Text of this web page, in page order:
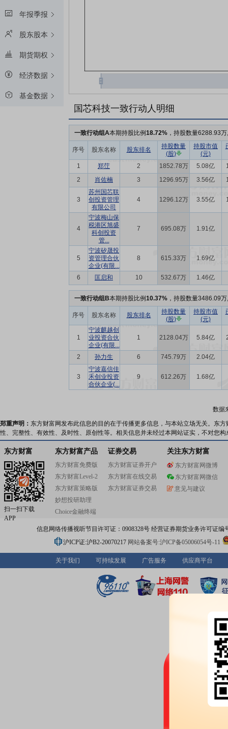
年报季报
股东股本
期货期权
经济数据
基金数据
国芯科技一致行动人明细
一致行动组A本期持股比例18.72% ，持股数量6288.93
序号 股东名称 股东排名
持股数量
(股)
持股市值
(元)
1 郑茳 2 1852.78万 5.08亿
2
肖佐楠 3 1296.95万 3.56亿
3
苏州国芯联
创投资管理
有限公司
4 1296.12万 3.55亿
4
宁波梅山保
税港区旭盛
科创投资
管...
7 695.08万 1.91亿
5
宁波矽晟投
资管理合伙
企业(有限...
8 615.33万 1.69亿
6 匡启和 10 532.67万 1.46亿
一致行动组B本期持股比例10.37% ，持股数量3486.09
序号 股东名称 股东排名
持股数量
(股)
持股市值
(元)
1
宁波麒越创
业投资合伙
企业(有限...
1 2128.04万 5.84亿
2 孙力生 6 745.79万 2.04亿
3
宁波嘉信佳
禾创业投资
合伙企业(...
9 612.26万 1.68亿
数据
郑重声明： 东方财富网发布此信息的目的在于传播更多信息，与本站立场无关。东
性、完整性、有效性、及时性、原创性等。相关信息并未经过本网站证实，不对您
东方财富
扫一扫下载
APP
东方财富产品
东方财富免费版
东方财富Level-2
东方财富策略版
妙想投研助理
Choice金融终端
证券交易
东方财富证券开户
东方财富在线交易
东方财富证券交易
关注东方财富
东方财富网微博
东方财富网微信
意见与建议
信息网络传播视听节目许可证：0908328号 经营证券期货业务许可证编
沪ICP证:沪B2-20070217 网站备案号:沪ICP备05006054号-11
关于我们 可持续发展 广告服务 供应商平台